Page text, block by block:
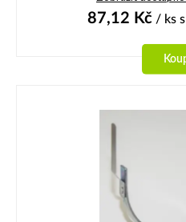
87,12 Kč/ ks